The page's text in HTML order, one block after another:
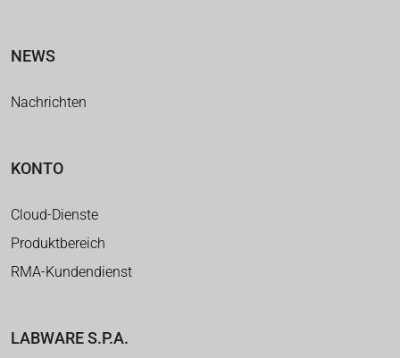
NEWS
Nachrichten
KONTO
Cloud-Dienste
Produktbereich
RMA-Kundendienst
LABWARE S.P.A.